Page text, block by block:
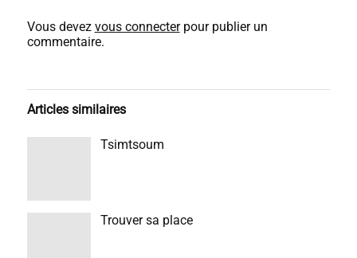
Vous devez vous connecterpour publier un
commentaire.
Articles similaires
Tsimtsoum
Trouver sa place